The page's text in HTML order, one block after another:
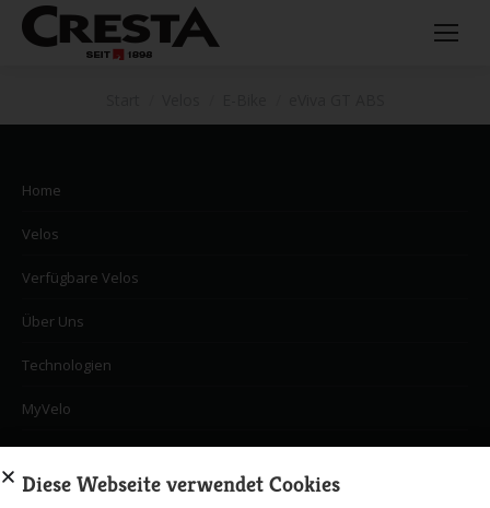
Home
Velos
Verfügbare Velos
Über Uns
Technologien
MyVelo
Händler
Datenschutzerklärung
Diese Webseite verwendet Cookies